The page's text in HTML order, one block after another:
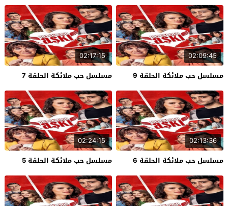
02:09:45
مسلسل حب ملائكة الحلقة 9
02:17:15
مسلسل حب ملائكة الحلقة 7
02:13:36
مسلسل حب ملائكة الحلقة 6
02:24:15
مسلسل حب ملائكة الحلقة 5